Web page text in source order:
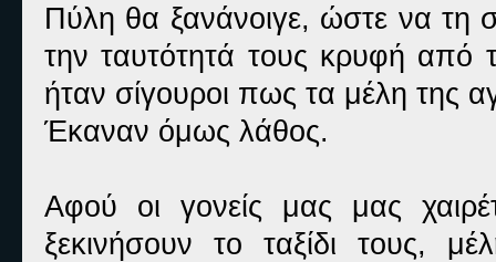
Πύλη θα ξανάνοιγε, ώστε να τη
την ταυτότητά τους κρυφή από
ήταν σίγουροι πως τα μέλη της
Έκαναν όμως λάθος.
Αφού οι γονείς μας μας
ξεκινήσουν το ταξίδι τους,